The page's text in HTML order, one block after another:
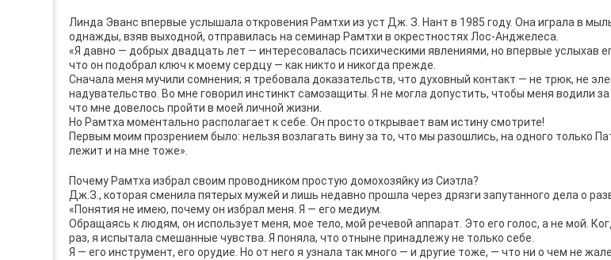
Линда Эванс впервые услышала откровения Рамтхи из уст Дж. З. Нант в 1985 году. Она играла в
однажды, взяв выходной, отправилась на семинар Рамтхи в окрестностях Лос-Анджелеса.
«Я давно — добрых двадцать лет — интересовалась психическими явлениями, но впервые услыхав
что он подобрал ключ к моему сердцу — как никто и никогда прежде.
Сначала меня мучили сомнения; я требовала доказательств, что духовный контакт — не трюк, не
надувательство. Во мне говорил инстинкт самозащиты. Я не могла допустить, чтобы меня водили
что мне довелось пройти в моей личной жизни.
Но Рамтха моментально располагает к себе. Он просто открывает вам истину смотрите!
Первым моим прозрением было: нельзя возлагать вину за то, что мы разошлись, на одного только
лежит и на мне тоже».
Почему Рамтха избрал своим проводником простую домохозяйку из Сиэтла?
Дж.З., которая сменила пятерых мужей и лишь недавно прошла через дрязги запутанного дела о
«Понятия не имею, почему он избрал меня. Я — его медиум.
Обращаясь к людям, он использует меня, мое тело, мой речевой аппарат. Это его голос, а не мой.
раз, я испытала смешанные чувства. Я поняла, что отныне принадлежу не только себе.
Я — его инструмент, его орудие. Но от него я узнала так много — и другие тоже, — что ни о чем не